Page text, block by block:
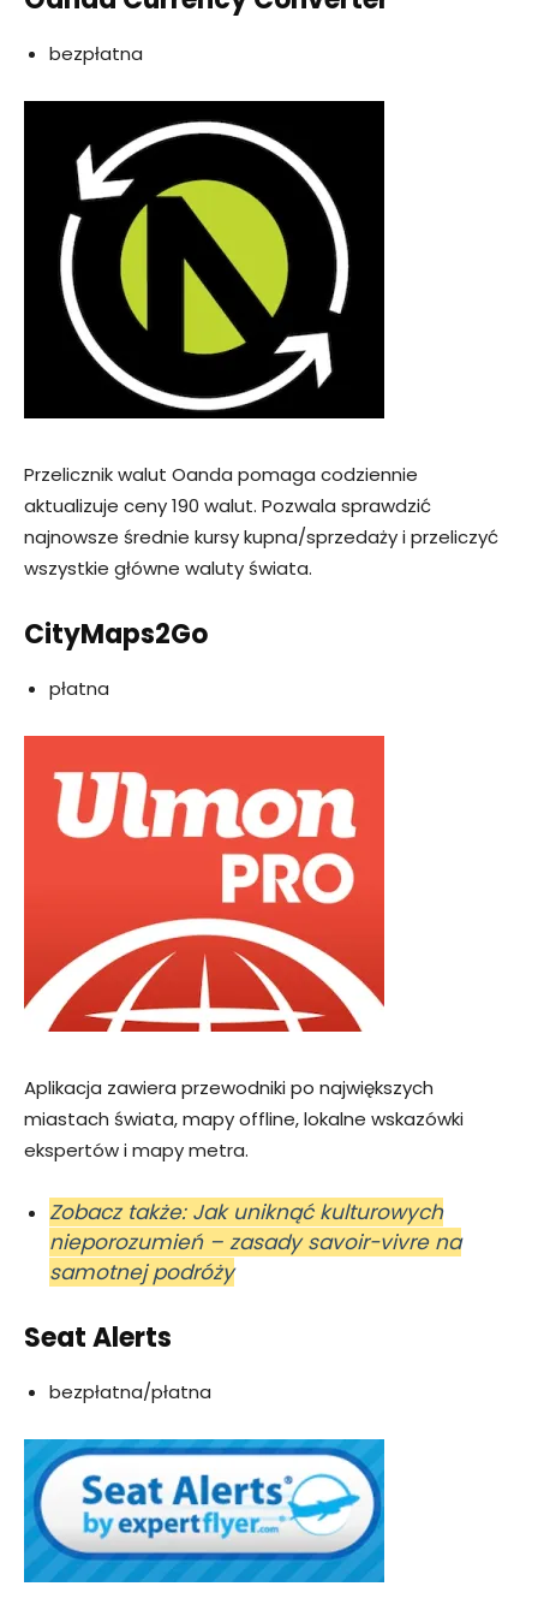
bezpłatna
Przelicznik walut Oanda pomaga codziennie
aktualizuje ceny 190 walut. Pozwala sprawdzić
najnowsze średnie kursy kupna/sprzedaży i przeliczyć
wszystkie główne waluty świata.
CityMaps2Go
płatna
Aplikacja zawiera przewodniki po największych
miastach świata, mapy offline, lokalne wskazówki
ekspertów i mapy metra.
Zobacz także: Jak uniknąć kulturowych
nieporozumień – zasady savoir-vivre na
samotnej podróży
Seat Alerts
bezpłatna/płatna